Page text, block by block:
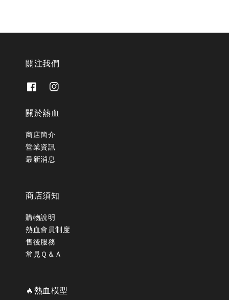
關注我們
關於熱血
商店簡介
營業資訊
最新消息
商店須知
購物說明
熱血會員制度
售後服務
常見Ｑ＆Ａ
🔥熱血模型